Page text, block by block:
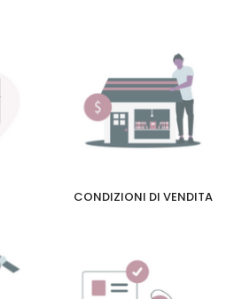
CONDIZIONI DI VENDITA